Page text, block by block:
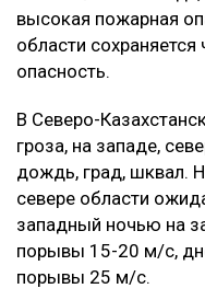
высокая пожарная
области
опасность.
В Северо-
гроза, на западе,
дождь, град, шквал.
севере области
западный ночью на
порывы 15-20 м/с,
порывы 25 м/с.